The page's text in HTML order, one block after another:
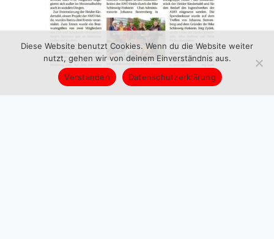
Diese Website benutzt Cookies. Wenn du die Website weiter
nutzt, gehen wir von deinem Einverständnis aus.
Verstanden
Datenschutzerklärung